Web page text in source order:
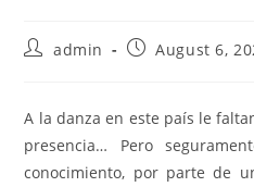
Postadmin
PostAugust 6,
A la danza en este país le
presencia… Pero
conocimiento, por parte de